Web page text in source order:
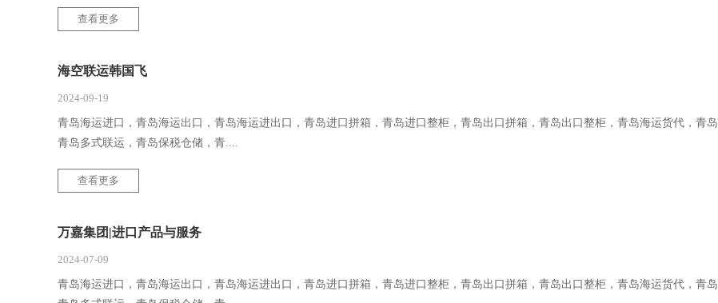
查看更多
海空联运韩国飞
2024-09-19
青岛海运进口，青岛海运出口，青岛海运进出口，青岛进口拼箱，青岛进口整柜，青岛出口拼箱，青岛出口整柜，青岛海运货代，青
青岛多式联运，青岛保税仓储，青....
查看更多
万嘉集团|进口产品与服务
2024-07-09
青岛海运进口，青岛海运出口，青岛海运进出口，青岛进口拼箱，青岛进口整柜，青岛出口拼箱，青岛出口整柜，青岛海运货代，青